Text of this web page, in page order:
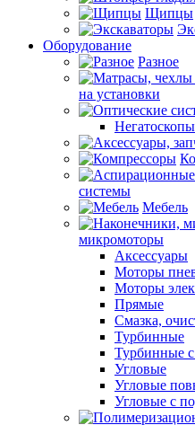
Щипцы
Оборудование
Разное
на установки
Негатоскопы
системы
Мебель
микромоторы
Аксессуары
Моторы
Моторы
Прямые
Смазка,
Турбинные
Турбинные с
Угловые
Угловые
Угловые с